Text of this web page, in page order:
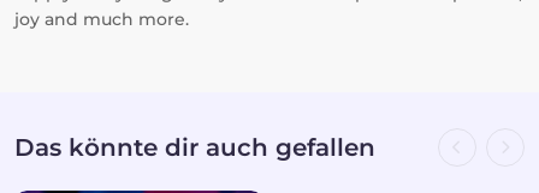
joy and much more.
Das könnte dir auch gefallen